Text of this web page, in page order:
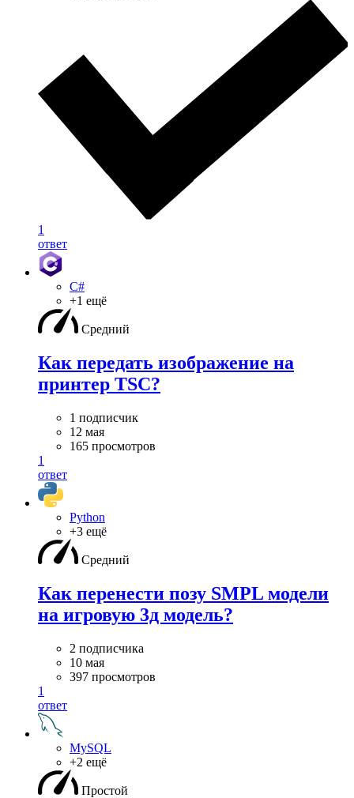
1
ответ
C#
+1 ещё
Средний
Как передать изображение на
принтер TSC?
1 подписчик
12 мая
165 просмотров
1
ответ
Python
+3 ещё
Средний
Как перенести позу SMPL модели
на игровую 3д модель?
2 подписчика
10 мая
397 просмотров
1
ответ
MySQL
+2 ещё
Простой